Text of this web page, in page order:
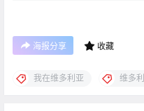
海报分享 收藏
我在维多利亚 维多